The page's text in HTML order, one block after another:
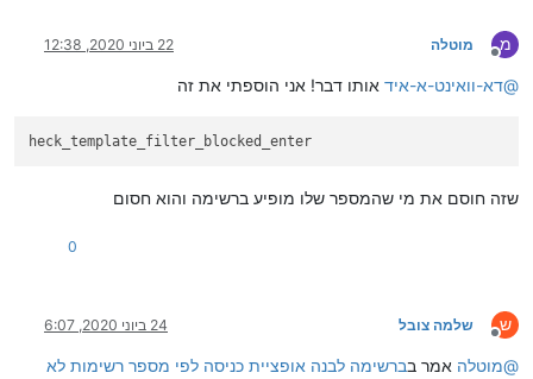
מ
מנותק
מוטלה 22 ביוני 2020, 12:38
@דא-וואינט-א-איד אותו דבר! אני הוספתי את זה
שזה חוסם את מי שהמספר שלו מופיע ברשימה והוא חסום
0
ש
מנותק
שלמה צובל 24 ביוני 2020, 6:07
@מוטלה אמר בברשימה לבנה אופציית כניסה לפי מספר רשימות לא